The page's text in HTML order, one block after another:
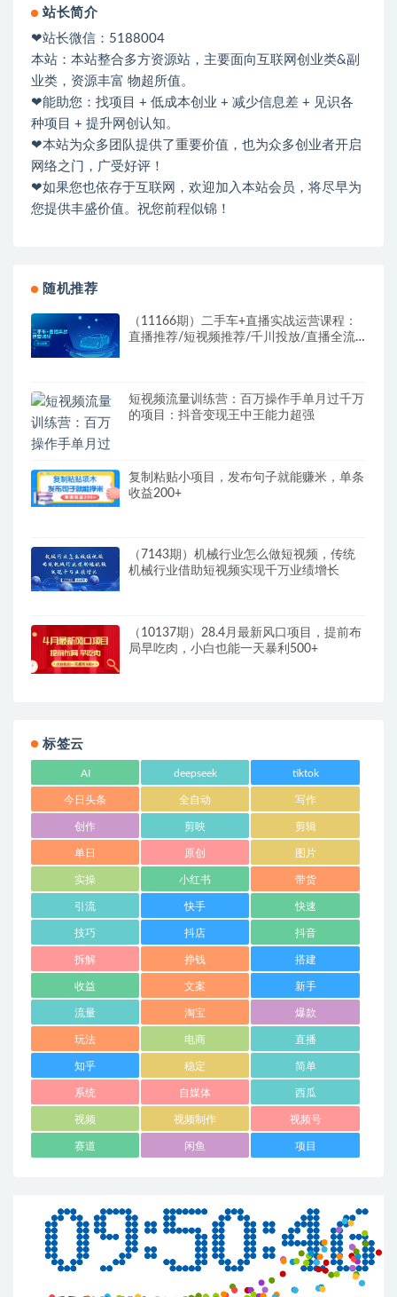
站长简介
❤站长微信：5188004
本站：本站整合多方资源站，主要面向互联网创业类&副
业类，资源丰富 物超所值。
❤能助您：找项目 + 低成本创业 + 减少信息差 + 见识各
种项目 + 提升网创认知。
❤本站为众多团队提供了重要价值，也为众多创业者开启
网络之门，广受好评！
❤如果您也依存于互联网，欢迎加入本站会员，将尽早为
您提供丰盛价值。祝您前程似锦！
随机推荐
（11166期）二手车+直播实战运营课程：
直播推荐/短视频推荐/千川投放/直播全流
短视频流量训练营：百万操作手单月过千万
的项目：抖音变现王中王能力超强
复制粘贴小项目，发布句子就能赚米，单条
收益200+
（7143期）机械行业怎么做短视频，传统
机械行业借助短视频实现千万业绩增长
（10137期）28.4月最新风口项目，提前布
局早吃肉，小白也能一天暴利500+
标签云
AI deepseek tiktok
今日头条 全自动 写作
创作 剪映 剪辑
单日 原创 图片
实操 小红书 带货
引流 快手 快速
技巧 抖店 抖音
拆解 挣钱 搭建
收益 文案 新手
流量 淘宝 爆款
玩法 电商 直播
知乎 稳定 简单
系统 自媒体 西瓜
视频 视频制作 视频号
赛道 闲鱼 项目